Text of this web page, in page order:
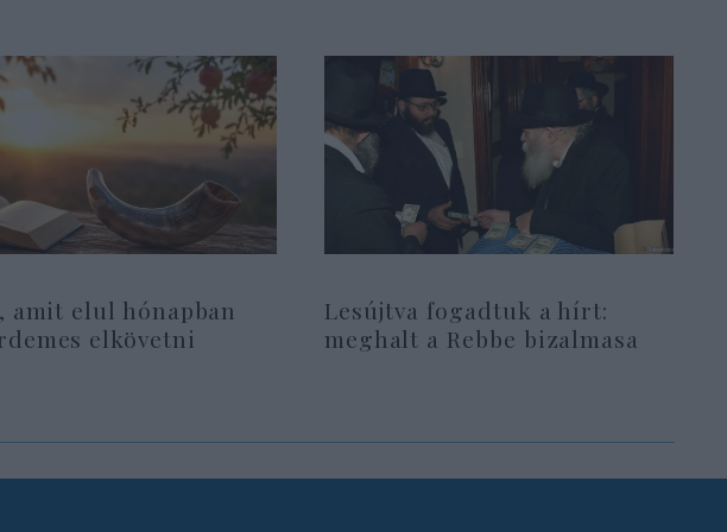
amit elul hónapban
elkövetni
Lesújtva fogadtuk a hírt:
meghalt a Rebbe bizalmasa